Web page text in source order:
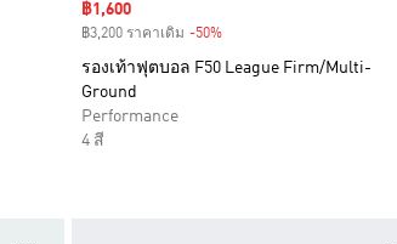
Sale price
฿1,600
฿3,200 ราคาเดิม -50%Discount
รองเท้าฟุตบอล F50 League Firm/Multi-
Ground
Performance
4 สี